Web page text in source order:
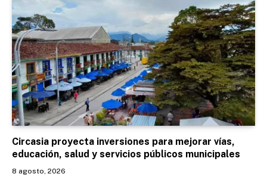
Circasia proyecta inversiones para mejorar vías,
educación, salud y servicios públicos municipales
8 agosto, 2026